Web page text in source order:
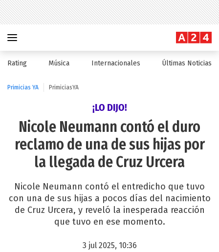
Rating Música Internacionales Últimas Noticias
Primicias YA PrimiciasYA
¡LO DIJO!
Nicole Neumann contó el duro
reclamo de una de sus hijas por
la llegada de Cruz Urcera
Nicole Neumann contó el entredicho que tuvo
con una de sus hijas a pocos días del nacimiento
de Cruz Urcera, y reveló la inesperada reacción
que tuvo en ese momento.
3 jul 2025, 10:36